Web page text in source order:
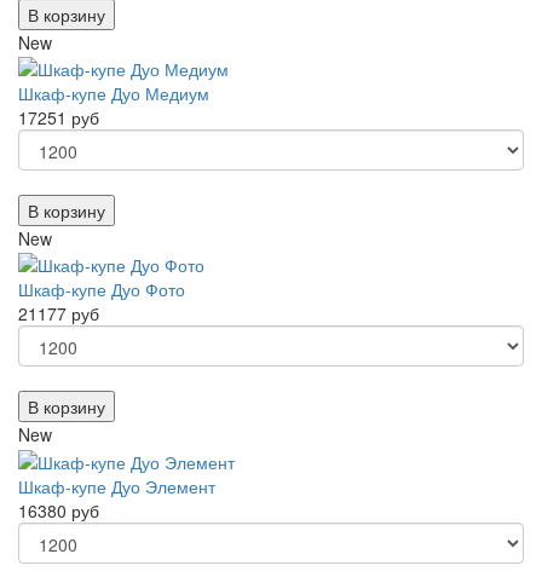
В корзину
New
Шкаф-купе Дуо Медиум
17251 руб
В корзину
New
Шкаф-купе Дуо Фото
21177 руб
В корзину
New
Шкаф-купе Дуо Элемент
16380 руб